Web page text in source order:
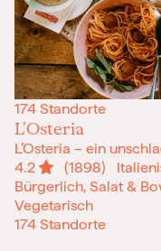
174 Standorte
L’Osteria
L’Osteria – ein
4.2
(1898)
Bürgerlich, Salat &
Vegetarisch
174 Standorte